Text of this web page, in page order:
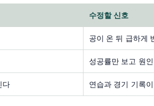
수정할 신호
공이 온 뒤 급하게
성공률만 보고 원
다 연습과 경기 기록